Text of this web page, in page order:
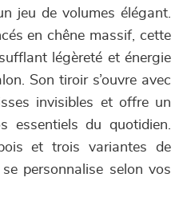
jeu de volumes élégant.
en chêne massif, cette
légèreté et énergie
Son tiroir s’ouvre avec
invisibles et offre un
essentiels du quotidien.
et trois variantes de
personnalise selon vos